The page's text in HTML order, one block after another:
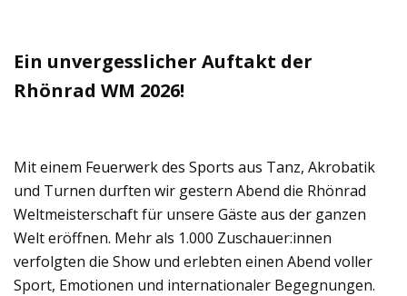
Ein unvergesslicher Auftakt der
Rhönrad WM 2026!
Mit einem Feuerwerk des Sports aus Tanz, Akrobatik
und Turnen durften wir gestern Abend die Rhönrad
Weltmeisterschaft für unsere Gäste aus der ganzen
Welt eröffnen. Mehr als 1.000 Zuschauer:innen
verfolgten die Show und erlebten einen Abend voller
Sport, Emotionen und internationaler Begegnungen.